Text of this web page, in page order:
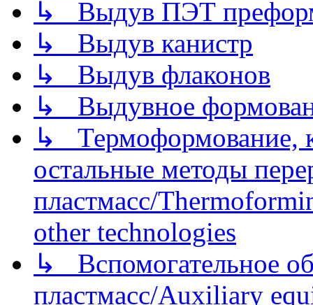
↳ Выдув ПЭТ
↳ Выдув канистр
↳ Выдув флаконов
↳ Выдувное
↳ Термоформование,
остальные методы
пластмасс/
other technologies
↳ Вспомогательное
пластмасс/Auxiliary